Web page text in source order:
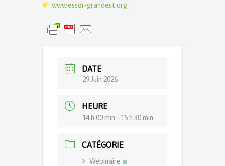
www.essor-grandest.org
DATE
29 Juin 2026
HEURE
14 h 00 min - 15 h 30 min
CATÉGORIE
Webinaire